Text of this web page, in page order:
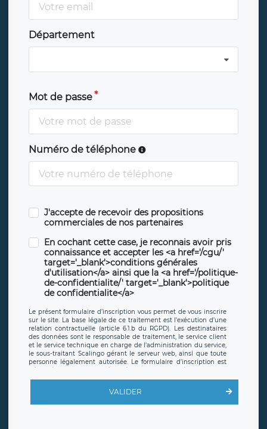
Département
Mot de passe
Numéro de téléphone
J'accepte de recevoir des propositions
commerciales de nos partenaires
En cochant cette case, je reconnais avoir pris
connaissance et accepter les <a href='/cgu/'
target='_blank'>conditions générales
d'utilisation</a> ainsi que la <a href='/politique-
de-confidentialite/' target='_blank'>politique
de confidentialite</a>
Le présent formulaire d’inscription vous permet de vous inscrire
sur le site. La base légale de ce traitement est l’exécution d’une
relation contractuelle (article 6.1.b du RGPD). Les destinataires
des données sont le responsable de traitement, le service client
et le service technique en charge de l’administration du service,
le sous-traitant Scalingo gérant le serveur web, ainsi que toute
personne légalement autorisée. Le formulaire d’inscription est
offrant desclauses de protection conformes au RGPD. Les
en sollicite la suppression, étant entendu que vous pouvez
demander la suppression de vos données et retirer votre
VALIDER